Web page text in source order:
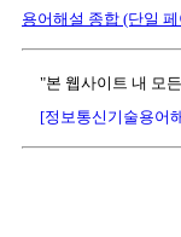
용어해설 종합 (단일
"본 웹사이트 내 모
[정보통신기술용어